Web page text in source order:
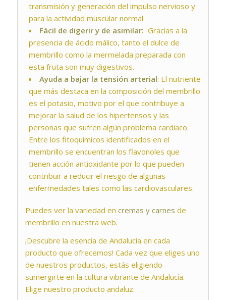
transmisión y generación del impulso nervioso y
para la actividad muscular normal.
Fácil de digerir y de asimilar: Gracias a la
presencia de ácido málico, tanto el dulce de
membrillo como la mermelada preparada con
esta fruta son muy digestivos.
Ayuda a bajar la tensión arterial: El nutriente
que más destaca en la composición del membrillo
es el potasio, motivo por el que contribuye a
mejorar la salud de los hipertensos y las
personas que sufren algún problema cardiaco.
Entre los fitoquímicos identificados en el
membrillo se encuentran los flavonoles que
tienen acción antioxidante por lo que pueden
contribuir a reducir el riesgo de algunas
enfermedades tales como las cardiovasculares.
Puedes ver la variedad en cremas y carnes de
membrillo en nuestra web.
¡Descubre la esencia de Andalucía en cada
producto que ofrecemos! Cada vez que eliges uno
de nuestros productos, estás eligiendo
sumergirte en la cultura vibrante de Andalucía.
Elige nuestro producto andaluz.